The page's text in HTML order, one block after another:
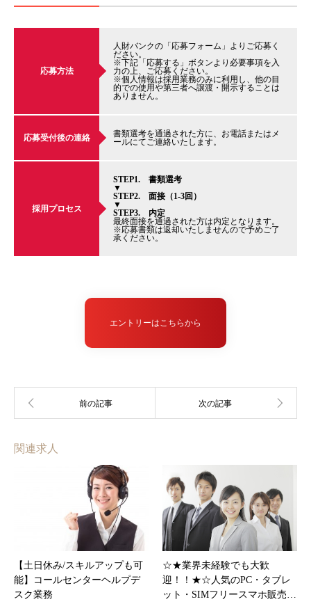
応募方法
人財バンクの「応募フォーム」よりご応募く
ださい。
※下記「応募する」ボタンより必要事項を入
力の上、ご応募ください。
※個人情報は採用業務のみに利用し、他の目
的での使用や第三者へ譲渡・開示することは
ありません。
応募受付後の連絡
書類選考を通過された方に、お電話またはメ
ールにてご連絡いたします。
採用プロセス
STEP1. 書類選考
▼
STEP2. 面接（1-3回）
▼
STEP3. 内定
最終面接を通過された方は内定となります。
※応募書類は返却いたしませんので予めご了
承ください。
エントリーはこちらから
関連求人
【土日休み/スキルアップも可
能】コールセンターヘルプデ
スク業務
☆★業界未経験でも大歓
迎！！★☆人気のPC・タブレ
ット・SIMフリースマホ販売…